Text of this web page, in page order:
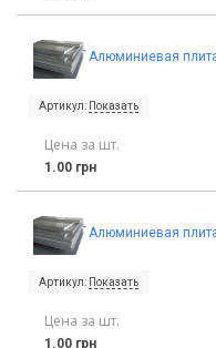
Алюминиевая
Артикул: Показать
Цена за шт.
1.00 грн
Алюминиевая
Артикул: Показать
Цена за шт.
1.00 грн